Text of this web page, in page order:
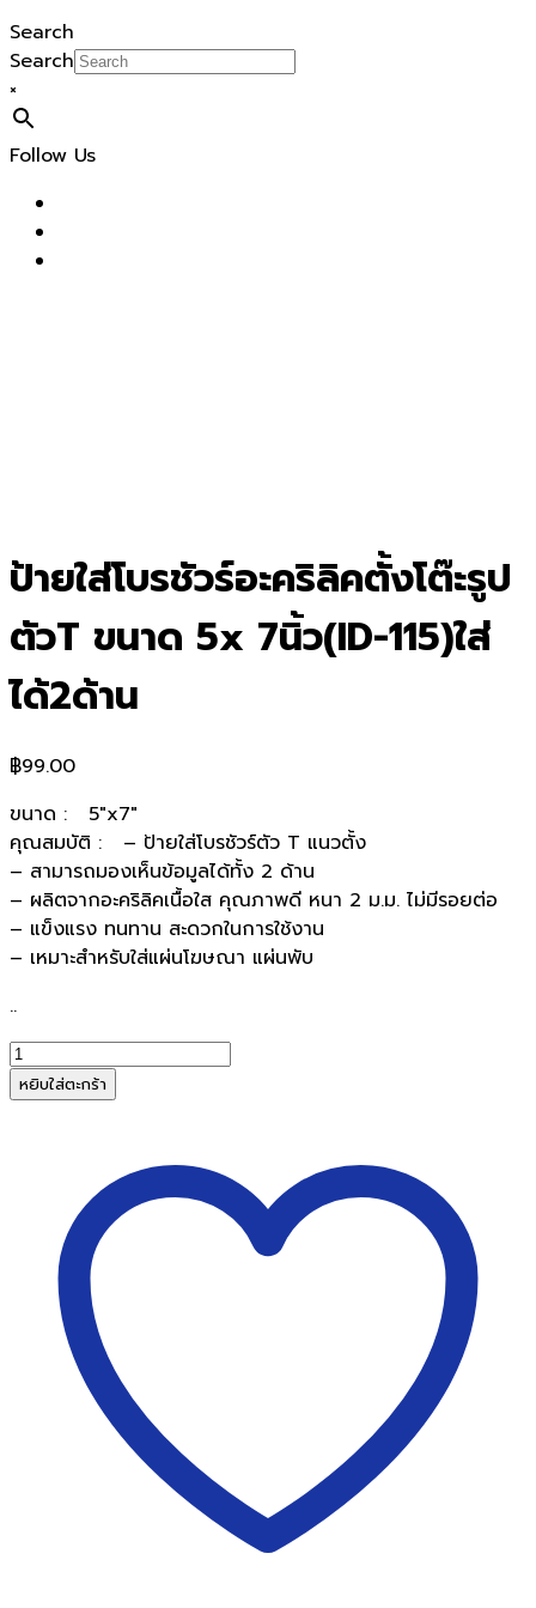
Search
Search
×
Follow Us
ป้ายใส่โบรชัวร์อะคริลิคตั้งโต๊ะรูป
ตัวT ขนาด 5x 7นิ้ว(ID-115)ใส่
ได้2ด้าน
฿99.00
ขนาด : 5″x7″
คุณสมบัติ : – ป้ายใส่โบรชัวร์ตัว T แนวตั้ง
– สามารถมองเห็นข้อมูลได้ทั้ง 2 ด้าน
– ผลิตจากอะคริลิคเนื้อใส คุณภาพดี หนา 2 ม.ม. ไม่มีรอยต่อ
– แข็งแรง ทนทาน สะดวกในการใช้งาน
– เหมาะสำหรับใส่แผ่นโฆษณา แผ่นพับ
..
จำนวน
ป้าย
ใส่
หยิบใส่ตะกร้า